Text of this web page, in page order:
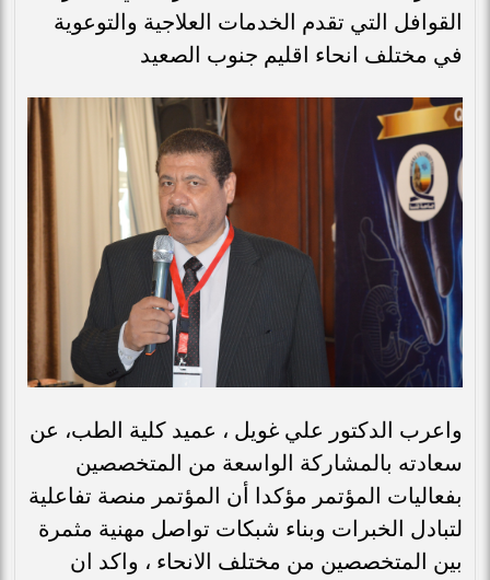
القوافل التي تقدم الخدمات العلاجية والتوعوية
في مختلف انحاء اقليم جنوب الصعيد
واعرب الدكتور علي غويل ، عميد كلية الطب، عن
سعادته بالمشاركة الواسعة من المتخصصين
بفعاليات المؤتمر مؤكدا أن المؤتمر منصة تفاعلية
لتبادل الخبرات وبناء شبكات تواصل مهنية مثمرة
بين المتخصصين من مختلف الانحاء ، واكد ان